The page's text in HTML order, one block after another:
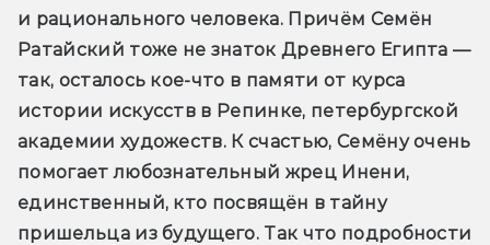
и рационального человека. Причём Семён
Ратайский тоже не знаток Древнего Египта —
так, осталось кое-что в памяти от курса
истории искусств в Репинке, петербургской
академии художеств. К счастью, Семёну очень
помогает любознательный жрец Инени,
единственный, кто посвящён в тайну
пришельца из будущего. Так что подробности